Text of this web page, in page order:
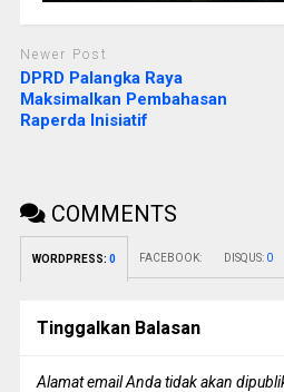
Newer Post
DPRD Palangka Raya
Maksimalkan Pembahasan
Raperda Inisiatif
COMMENTS
WORDPRESS: 0 FACEBOOK: DISQUS: 0
Tinggalkan Balasan
Alamat email Anda tidak akan